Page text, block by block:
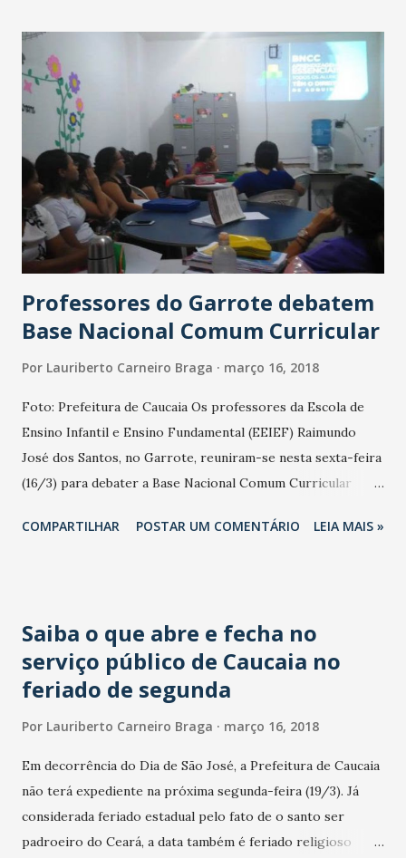
Prefeitura de Caucaia, que também doou o terreno para a
construção. Para o prefeito Naumi Amorim, o novo
equipamento vai possibilitar uma inovadora área de lazer
para as crianças e famílias caucaienses. “Nosso esforço será
grande para realizar este projeto, mas os benefícios para
as pessoas, em especial para as crianças, recompensa
qualquer empenho.” Já Erika Amorim enalteceu que a obra
cria uma nova perspectiva para as políticas públicas
voltadas à Infância em Caucaia. “A ação inédita no munic...
Professores do Garrote debatem
Base Nacional Comum Curricular
Por Lauriberto Carneiro Braga março 16, 2018
Foto: Prefeitura de Caucaia Os professores da Escola de
Ensino Infantil e Ensino Fundamental (EEIEF) Raimundo
José dos Santos, no Garrote, reuniram-se nesta sexta-feira
(16/3) para debater a Base Nacional Comum Curricular
Ministério da Educação em parceria com a União Nacional
para que em todo o Brasil o conjunto de disciplinas
ministradas aos alunos do Ensino Fundamental possa
municiá-los para a plena cidadania. Em Caucaia, os
escolas. Eles utilizam como guia o link fornecido pelo
Ministério da Educação com dez itens, que devem ser
debatidos e incluídos na formação dos currículos escolares.
Todo o trabalho desse segmento está sendo organizado e
conduzido pelo professor Vinicios Rocha, Diretor de
COMPARTILHAR POSTAR UM COMENTÁRIO LEIA MAIS »
Saiba o que abre e fecha no
serviço público de Caucaia no
feriado de segunda
Por Lauriberto Carneiro Braga março 16, 2018
Em decorrência do Dia de São José, a Prefeitura de Caucaia
não terá expediente na próxima segunda-feira (19/3). Já
considerada feriado estadual pelo fato de o santo ser
padroeiro do Ceará, a data também é feriado religioso